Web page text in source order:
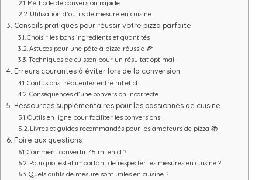
Méthode de conversion rapide
Utilisation d’outils de mesure en cuisine
Conseils pratiques pour réussir votre pizza parfaite
Choisir les bons ingrédients et quantités
Astuces pour une pâte à pizza réussie 🍕
Techniques de cuisson pour un résultat optimal
Erreurs courantes à éviter lors de la conversion
Confusions fréquentes entre ml et cl
Conséquences d’une conversion incorrecte
Ressources supplémentaires pour les passionnés de cuisine
Outils en ligne pour faciliter les conversions
Livres et guides recommandés pour les amateurs de pizza 📚
Foire aux questions
Comment convertir 45 ml en cl ?
Pourquoi est-il important de respecter les mesures en cuisine ?
Quels outils de mesure sont utiles en cuisine ?